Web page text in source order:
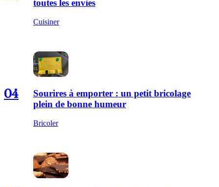
toutes les envies
Cuisiner
04
Sourires à emporter : un petit bricolage
plein de bonne humeur
Bricoler